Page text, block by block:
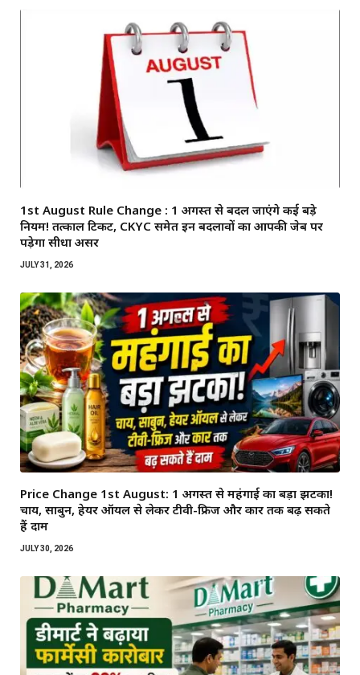
1st August Rule Change : 1 अगस्त से बदल जाएंगे कई बड़े
नियम! तत्काल टिकट, CKYC समेत इन बदलावों का आपकी जेब पर
पड़ेगा सीधा असर
JULY 31, 2026
Price Change 1st August: 1 अगस्त से महंगाई का बड़ा झटका!
चाय, साबुन, हेयर ऑयल से लेकर टीवी-फ्रिज और कार तक बढ़ सकते
हैं दाम
JULY 30, 2026